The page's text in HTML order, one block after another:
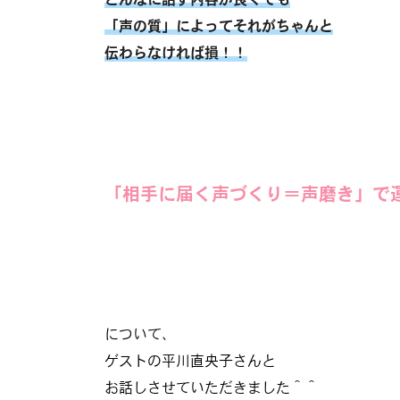
「声の質」によってそれがちゃんと
伝わらなければ損！！
「相手に届く声づくり＝声磨き」で
について、
ゲストの平川直央子さんと
お話しさせていただきました＾＾